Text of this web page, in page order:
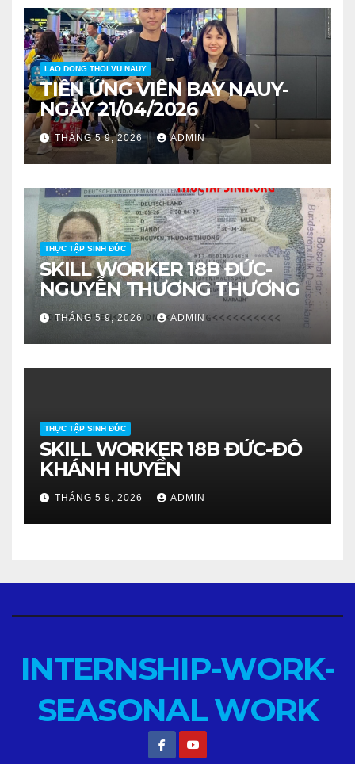
LAO DONG THOI VU NAUY
TIỄN ỨNG VIÊN BAY NAUY-
NGÀY 21/04/2026
THÁNG 5 9, 2026 ADMIN
THỰC TẬP SINH ĐỨC
SKILL WORKER 18B ĐỨC-
NGUYỄN THƯƠNG THƯƠNG
THÁNG 5 9, 2026 ADMIN
THỰC TẬP SINH ĐỨC
SKILL WORKER 18B ĐỨC-ĐỖ
KHÁNH HUYỀN
THÁNG 5 9, 2026 ADMIN
INTERNSHIP-WORK-
SEASONAL WORK